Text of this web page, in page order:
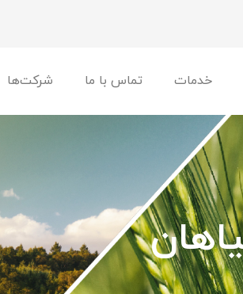
خدمات تماس با ما شرکت‌ها